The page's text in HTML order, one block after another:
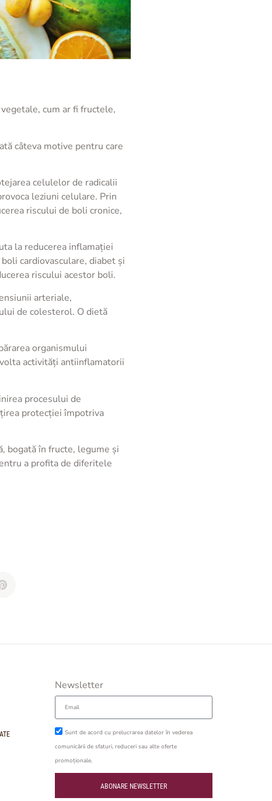
cum ar fi fructele,
câteva motive pentru care
celulelor de radicalii
leziuni celulare. Prin
riscului de boli cronice,
la reducerea inflamației
cardiovasculare, diabet și
riscului acestor boli.
arteriale,
de colesterol. O dietă
organismului
activități antiinflamatorii
procesului de
protecției împotriva
bogată în fructe, legume și
a profita de diferitele
Newsletter
Sunt de acord cu prelucrarea datelor în vederea
comunicării de sfaturi, reduceri sau alte oferte
promoționale.
ABONARE NEWSLETTER